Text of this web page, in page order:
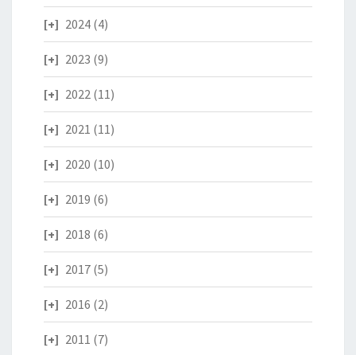
2024 (4)
2023 (9)
2022 (11)
2021 (11)
2020 (10)
2019 (6)
2018 (6)
2017 (5)
2016 (2)
2011 (7)